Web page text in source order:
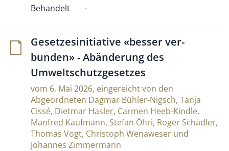
Behandelt
-
Geset­ze­si­ni­tia­tive «besser ver­
bunden» - Abän­de­rung des
Umweltschutzgesetzes
vom 6. Mai 2026, eingereicht von den
Abgeordneten Dagmar Bühler-Nigsch, Tanja
Cissé, Dietmar Hasler, Carmen Heeb-Kindle,
Manfred Kaufmann, Stefan Öhri, Roger Schädler,
Thomas Vogt, Christoph Wenaweser und
Johannes Zimmermann